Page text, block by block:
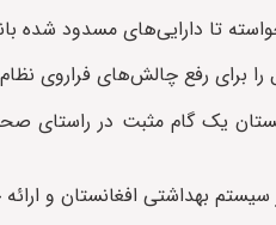
تا دارایی‌های مسدود شده
برای رفع چالش‌های فراروی
یک گام مثبت در
بهداشتی افغانستان و